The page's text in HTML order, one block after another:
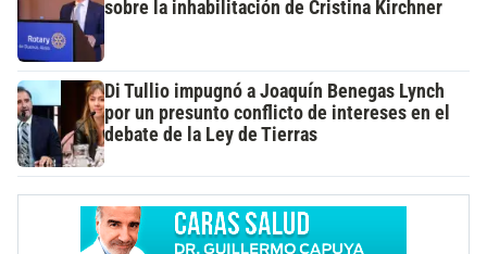
sobre la inhabilitación de Cristina Kirchner
Di Tullio impugnó a Joaquín Benegas Lynch
por un presunto conflicto de intereses en el
debate de la Ley de Tierras